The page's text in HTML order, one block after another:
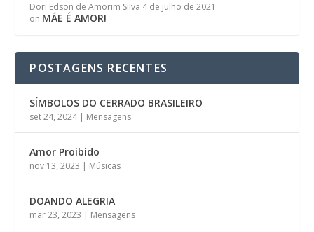
Dori Edson de Amorim Silva 4 de julho de 2021
on MÃE É AMOR!
POSTAGENS RECENTES
SÍMBOLOS DO CERRADO BRASILEIRO
set 24, 2024| Mensagens
Amor Proibido
nov 13, 2023 Músicas
DOANDO ALEGRIA
mar 23, 2023 Mensagens